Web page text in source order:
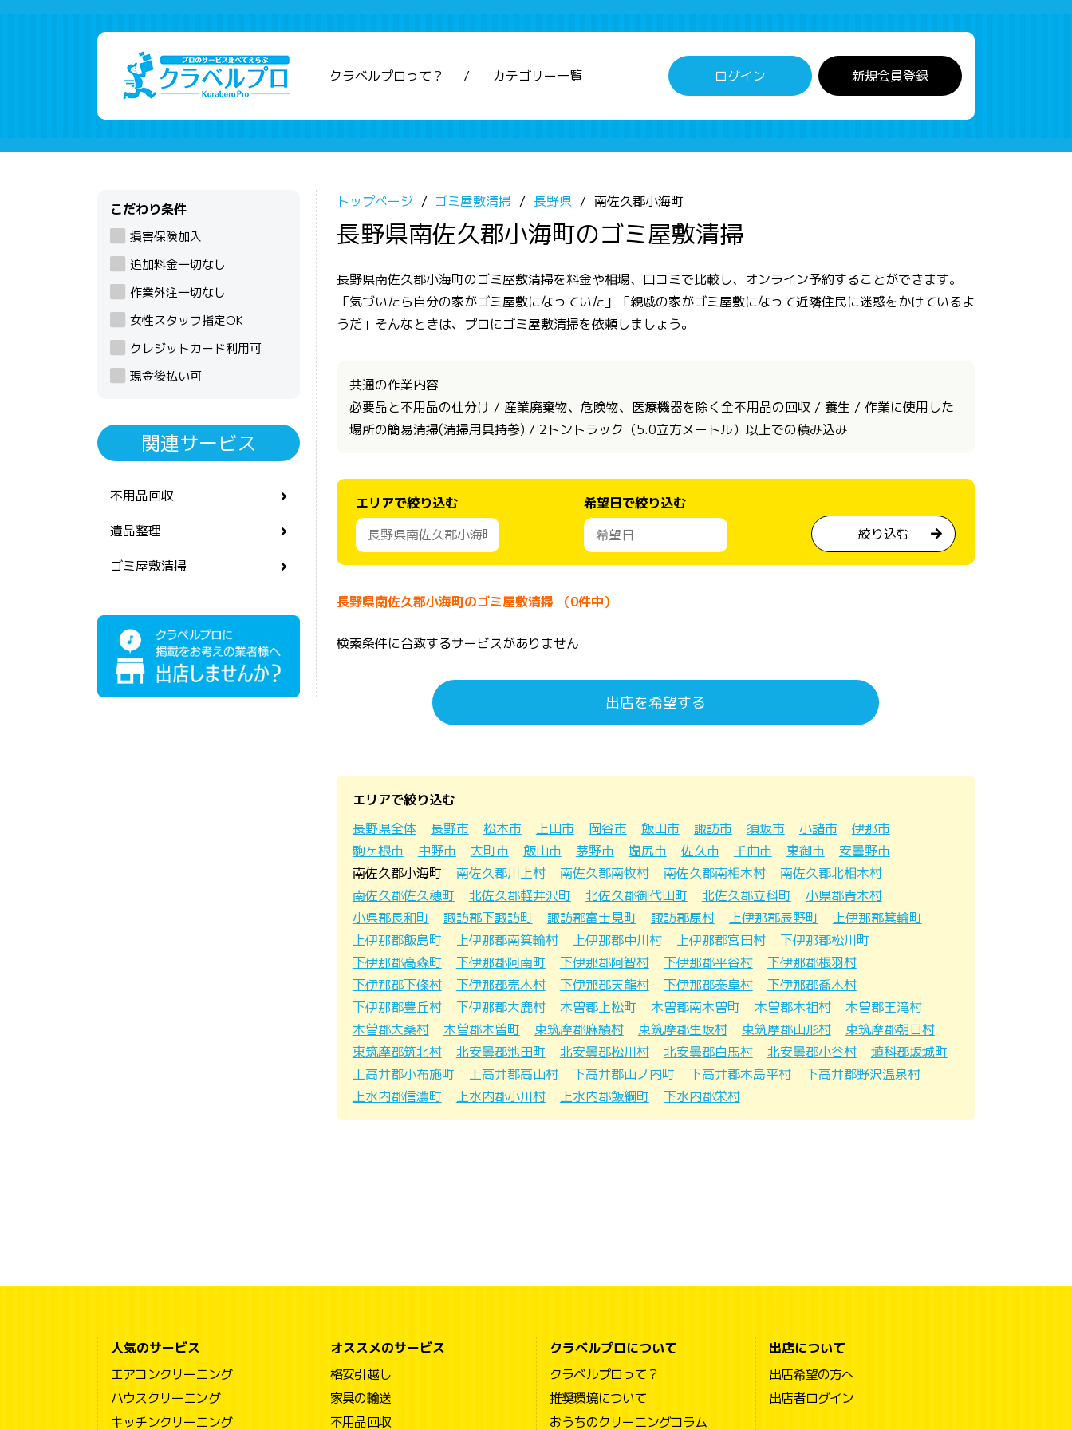
クラベルプロって？ カテゴリー一覧 ログイン 新規会員登録
トップページ ゴミ屋敷清掃 長野県 南佐久郡小海町
長野県南佐久郡小海町のゴミ屋敷清掃
長野県南佐久郡小海町のゴミ屋敷清掃を料金や相場、口コミで比較し、オンライン予約することができます。
「気づいたら自分の家がゴミ屋敷になっていた」「親戚の家がゴミ屋敷になって近隣住民に迷惑をかけているよ
うだ」そんなときは、プロにゴミ屋敷清掃を依頼しましょう。
共通の作業内容
必要品と不用品の仕分け / 産業廃棄物、危険物、医療機器を除く全不用品の回収 / 養生 / 作業に使用した
場所の簡易清掃(清掃用具持参) / 2トントラック（5.0立方メートル）以上での積み込み
エリアで絞り込む
希望日で絞り込む
絞り込む
長野県南佐久郡小海町のゴミ屋敷清掃 （0件中）
検索条件に合致するサービスがありません
出店を希望する
エリアで絞り込む
長野県全体
長野市 松本市 上田市 岡谷市 飯田市 諏訪市 須坂市 小諸市
伊那市
駒ヶ根市
中野市 大町市 飯山市 茅野市 塩尻市 佐久市 千曲市 東御市
安曇野市
南佐久郡小海町
南佐久郡川上村 南佐久郡南牧村 南佐久郡南相木村
南佐久郡北相木村
南佐久郡佐久穂町
北佐久郡軽井沢町 北佐久郡御代田町 北佐久郡立科町
小県郡青木村
小県郡長和町
諏訪郡下諏訪町 諏訪郡富士見町 諏訪郡原村 上伊那郡辰野町
上伊那郡箕輪町
上伊那郡飯島町
上伊那郡南箕輪村 上伊那郡中川村 上伊那郡宮田村
下伊那郡松川町
下伊那郡高森町
下伊那郡阿南町 下伊那郡阿智村 下伊那郡平谷村
下伊那郡根羽村
下伊那郡下條村
下伊那郡売木村 下伊那郡天龍村 下伊那郡泰阜村
下伊那郡喬木村
下伊那郡豊丘村
下伊那郡大鹿村 木曽郡上松町 木曽郡南木曽町 木曽郡木祖村
木曽郡王滝村
木曽郡大桑村
木曽郡木曽町 東筑摩郡麻績村 東筑摩郡生坂村 東筑摩郡山形村
東筑摩郡朝日村
東筑摩郡筑北村
北安曇郡池田町 北安曇郡松川村 北安曇郡白馬村 北安曇郡小谷村
埴科郡坂城町
上高井郡小布施町
上高井郡高山村 下高井郡山ノ内町 下高井郡木島平村
下高井郡野沢温泉村
上水内郡信濃町
上水内郡小川村 上水内郡飯綱町 下水内郡栄村
こだわり条件
損害保険加入
追加料金一切なし
作業外注一切なし
女性スタッフ指定OK
クレジットカード利用可
現金後払い可
関連サービス
不用品回収
遺品整理
ゴミ屋敷清掃
人気のサービス
エアコンクリーニング
ハウスクリーニング
キッチンクリーニング
オススメのサービス
格安引越し
家具の輸送
不用品回収
クラベルプロについて
クラベルプロって？
推奨環境について
おうちのクリーニングコラム
出店について
出店希望の方へ
出店者ログイン